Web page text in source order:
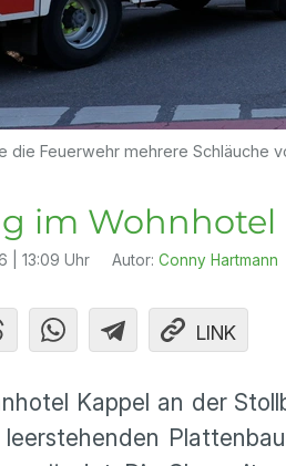
die Feuerwehr mehrere Schläuche
im Wohnhotel
| 13:09 Uhr Autor: Conny Hartmann
LINK
Kappel an der